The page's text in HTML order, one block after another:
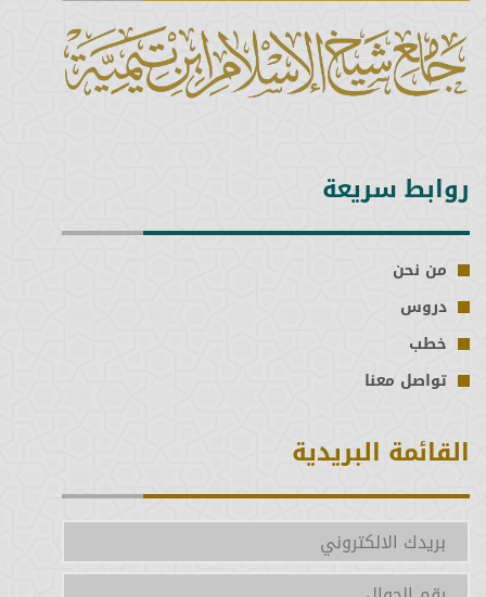
الثامنة
السابعة
الخامسة
الرابعة
الثالثة
الثانية
الأولى
روابط سريعة
من نحن
دروس
خطب
تواصل معنا
القائمة البريدية